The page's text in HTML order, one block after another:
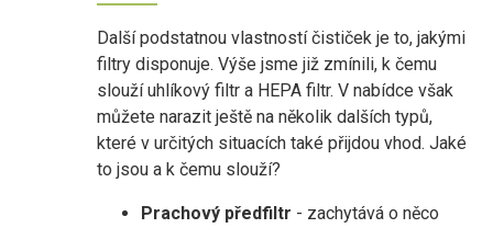
Další podstatnou vlastností čističek je to, jakými
filtry disponuje. Výše jsme již zmínili, k čemu
slouží uhlíkový filtr a HEPA filtr. V nabídce však
můžete narazit ještě na několik dalších typů,
které v určitých situacích také přijdou vhod. Jaké
to jsou a k čemu slouží?
Prachový předfiltr - zachytává o něco